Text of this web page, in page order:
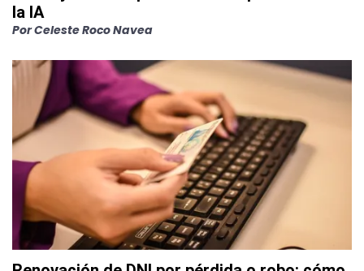
la IA
PorCeleste Roco Navea